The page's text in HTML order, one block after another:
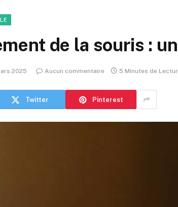
de la souris :
2025 Aucun commentaire 5 Minutes de
Twitter Pinterest